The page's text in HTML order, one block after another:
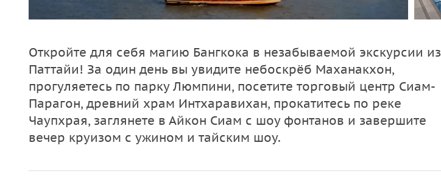
Откройте для себя магию Бангкока в незабываемой экскурсии из
Паттайи! За один день вы увидите небоскрёб Маханакхон,
прогуляетесь по парку Люмпини, посетите торговый центр Сиам-
Парагон, древний храм Интхаравихан, прокатитесь по реке
Чаупхрая, заглянете в Айкон Сиам с шоу фонтанов и завершите
вечер круизом с ужином и тайским шоу.